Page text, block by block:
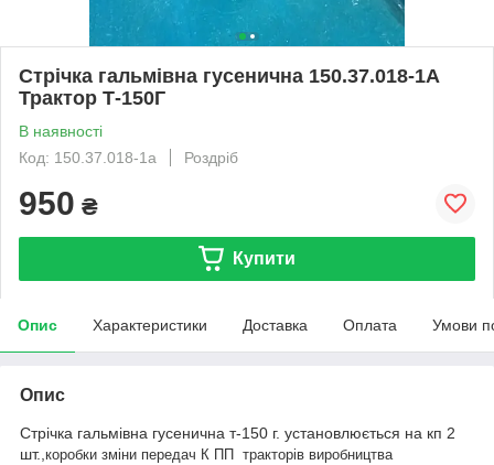
Стрічка гальмівна гусенична 150.37.018-1А
Трактор Т-150Г
В наявності
Код: 150.37.018-1а
Роздріб
950 ₴
Купити
Опис Характеристики Доставка Оплата Умови
Опис
Стрічка гальмівна гусенична т-150 г. установлюється на кп 2
шт., коробки зміни передач К ПП тракторів виробництва